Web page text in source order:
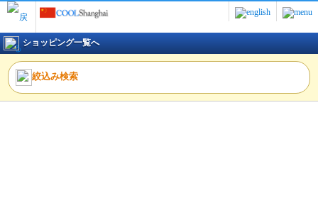
ショッピング一覧へ
絞込み検索